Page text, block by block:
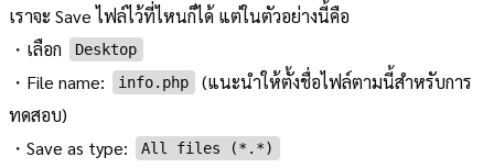
เราจะ Save ไฟล์ไว้ที่ไหนก็ได้ แต่ในตัวอย่างนี้คือ
・เลือก
Desktop
・File name: info.php
(แนะนำให้ตั้งชื่อไฟล์ตามนี้สำหรับการ
ทดสอบ)
・Save as type:
All files (*.*)